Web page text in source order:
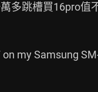
多跳槽買16pro值
my Samsung